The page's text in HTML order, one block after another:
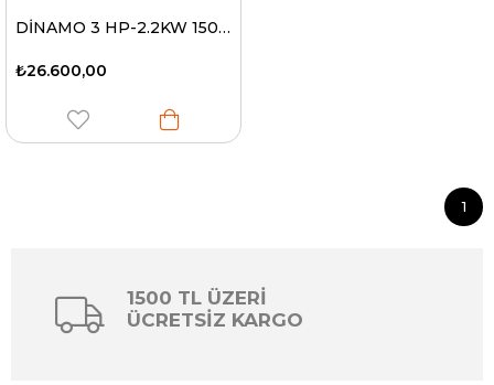
DİNAMO 3 HP-2.2KW 1500 D/D 220V
₺26.600,00
1
1500 TL ÜZERİ
ÜCRETSİZ KARGO